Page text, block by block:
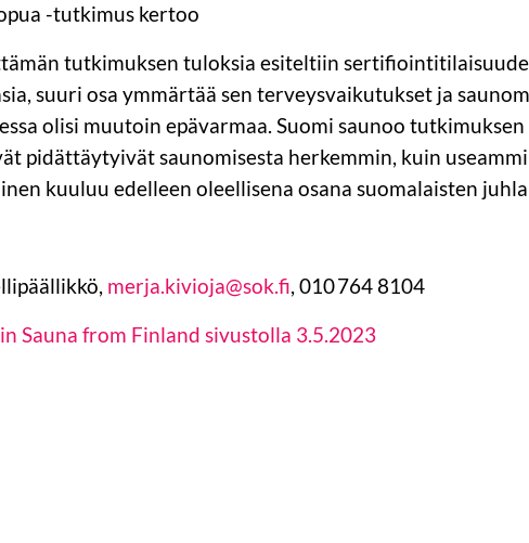
-tutkimus kertoo
tutkimuksen tuloksia esiteltiin
suuri osa ymmärtää sen terveysvaikutukset ja
olisi muutoin epävarmaa. Suomi saunoo
pidättäytyivät saunomisesta herkemmin, kuin
kuuluu edelleen oleellisena osana suomalaisten
merja.kivioja@sok.fi, 010 764 8104
Sauna from Finland sivustolla 3.5.2023